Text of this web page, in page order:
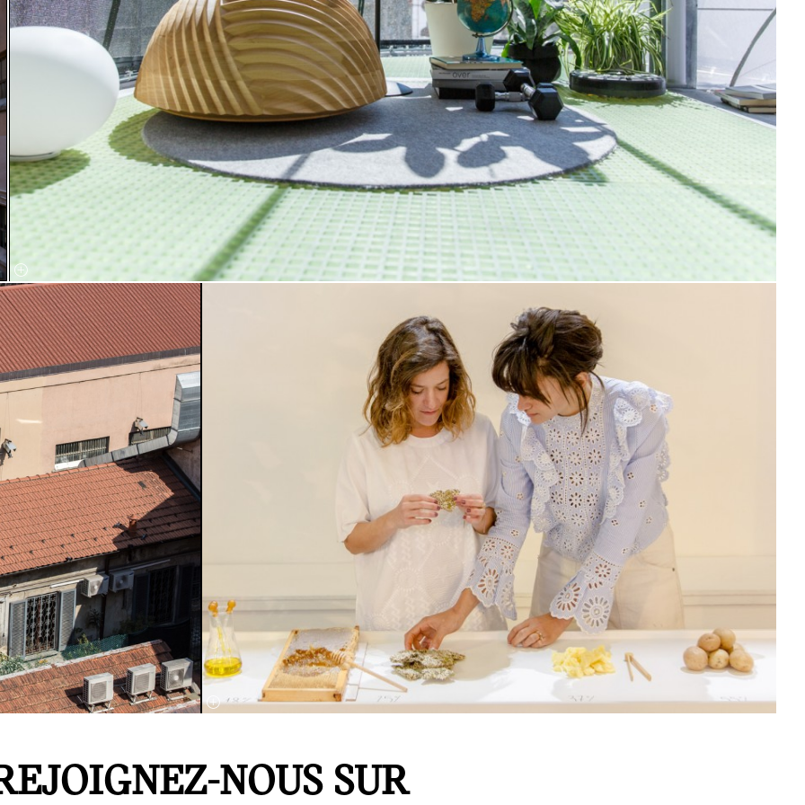
MINI LIVING –Breathe vu de l’intérieur. La
construction est capable de loger trois
personnes, elle a une atmosphère très agréable
grâce à sa membrane transparente qui permet
une luminosité naturelle et un renouvellement
de l’air constant.
La construction a une structure verticale en
mouvement qui s’insère facilement dans
n’importe quelle ville. La construction est
amovible et peut être déplacée à volonté. Elle
fait 10 mètres de haut pour une surface au sol
de 5m².
NOUS SUR